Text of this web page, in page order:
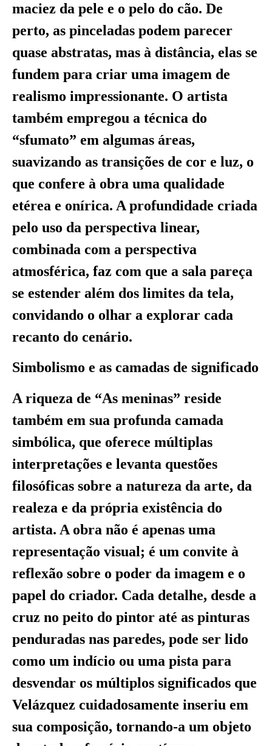
maciez da pele e o pelo do cão. De
perto, as pinceladas podem parecer
quase abstratas, mas à distância, elas se
fundem para criar uma imagem de
realismo impressionante. O artista
também empregou a técnica do
“sfumato” em algumas áreas,
suavizando as transições de cor e luz, o
que confere à obra uma qualidade
etérea e onírica. A profundidade criada
pelo uso da perspectiva linear,
combinada com a perspectiva
atmosférica, faz com que a sala pareça
se estender além dos limites da tela,
convidando o olhar a explorar cada
recanto do cenário.
Simbolismo e as camadas de significado
A riqueza de “As meninas” reside
também em sua profunda camada
simbólica, que oferece múltiplas
interpretações e levanta questões
filosóficas sobre a natureza da arte, da
realeza e da própria existência do
artista. A obra não é apenas uma
representação visual; é um convite à
reflexão sobre o poder da imagem e o
papel do criador. Cada detalhe, desde a
cruz no peito do pintor até as pinturas
penduradas nas paredes, pode ser lido
como um indício ou uma pista para
desvendar os múltiplos significados que
Velázquez cuidadosamente inseriu em
sua composição, tornando-a um objeto